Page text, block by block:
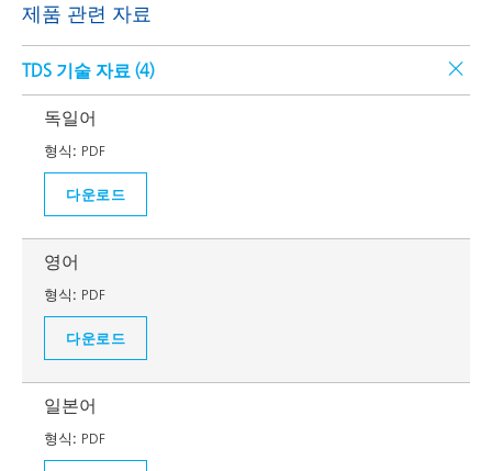
제품 관련 자료
TDS 기술 자료 (4)
독일어
형식: PDF
다운로드
영어
형식: PDF
다운로드
일본어
형식: PDF